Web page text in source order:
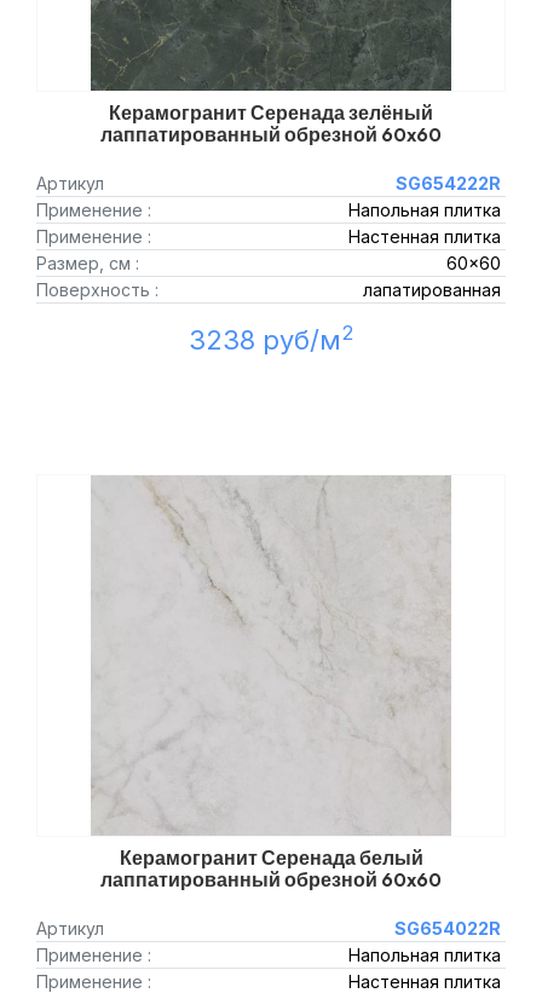
Керамогранит Серенада зелёный
лаппатированный обрезной 60x60
Артикул
SG654222R
Применение :
Напольная плитка
Применение :
Настенная плитка
Размер, см :
60x60
Поверхность :
лапатированная
3238 руб/м2
Керамогранит Серенада белый
лаппатированный обрезной 60x60
Артикул
SG654022R
Применение :
Напольная плитка
Применение :
Настенная плитка